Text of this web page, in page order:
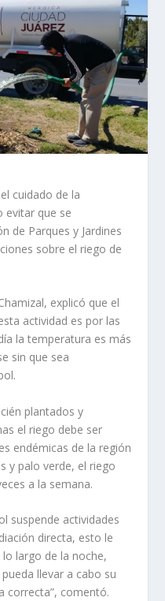
cuidado de la
evitar que se
de Parques y Jardines
sobre el riego de
explicó que el
actividad es por las
la temperatura es más
sin que sea
plantados y
el riego debe ser
endémicas de la región
y palo verde, el riego
a la semana.
suspende actividades
directa, esto le
largo de la noche,
llevar a cabo su
correcta”, comentó.